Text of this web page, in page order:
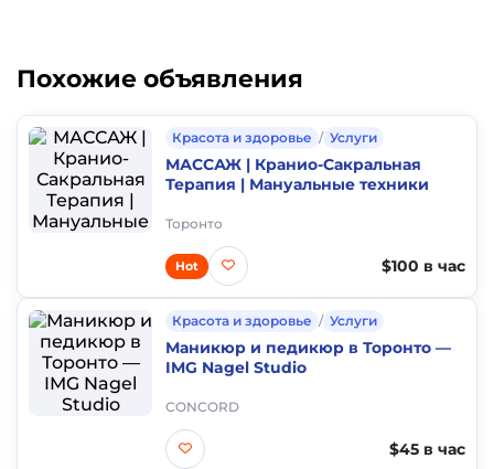
Похожие объявления
Красота и здоровье / Услуги
МАССАЖ | Кранио-Сакральная
Терапия | Мануальные техники
Торонто
$100 в час
Hot
Красота и здоровье / Услуги
Маникюр и педикюр в Торонто —
IMG Nagel Studio
CONCORD
$45 в час